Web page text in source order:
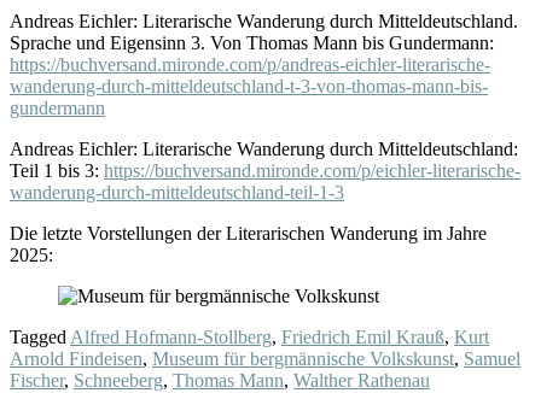
Andreas Eichler: Literarische Wanderung durch Mitteldeutschland.
Sprache und Eigensinn 3. Von Thomas Mann bis Gundermann:
https://buchversand.mironde.com/p/andreas-eichler-literarische-
wanderung-durch-mitteldeutschland-t-3-von-thomas-mann-bis-
gundermann
Andreas Eichler: Literarische Wanderung durch Mitteldeutschland:
Teil 1 bis 3: https://buchversand.mironde.com/p/eichler-literarische-
wanderung-durch-mitteldeutschland-teil-1-3
Die letzte Vorstellungen der Literarischen Wanderung im Jahre
2025:
Tagged Alfred Hofmann-Stollberg, Friedrich Emil Krauß, Kurt
Arnold Findeisen, Museum für bergmännische Volkskunst, Samuel
Fischer, Schneeberg, Thomas Mann, Walther Rathenau